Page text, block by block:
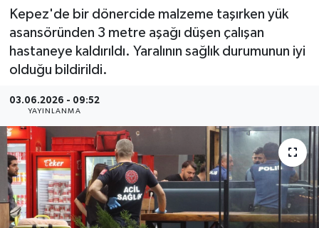
Kepez'de bir dönercide malzeme taşırken yük
asansöründen 3 metre aşağı düşen çalışan
hastaneye kaldırıldı. Yaralının sağlık durumunun iyi
olduğu bildirildi.
03.06.2026 - 09:52
YAYINLANMA
Turizm
E-Gazete
Son Dakika Haberleri
Haber Arşivi